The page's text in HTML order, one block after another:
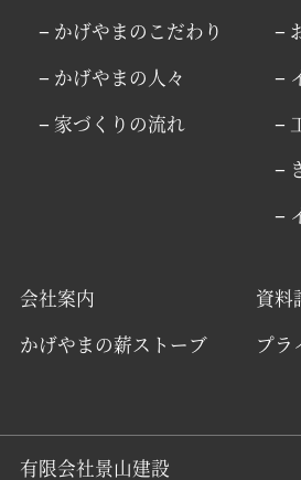
− かげやまのこだわり
− かげやまの人々
− 家づくりの流れ
−
−
−
−
−
会社案内
かげやまの薪ストーブ
資料
プラ
有限会社景山建設